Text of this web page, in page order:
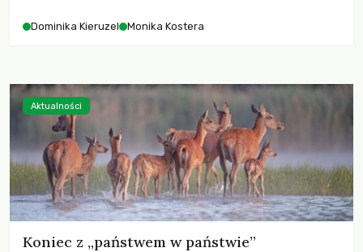
Dominika Kieruzel Monika Kostera
Koniec z „państwem w państwie”
Aktualności